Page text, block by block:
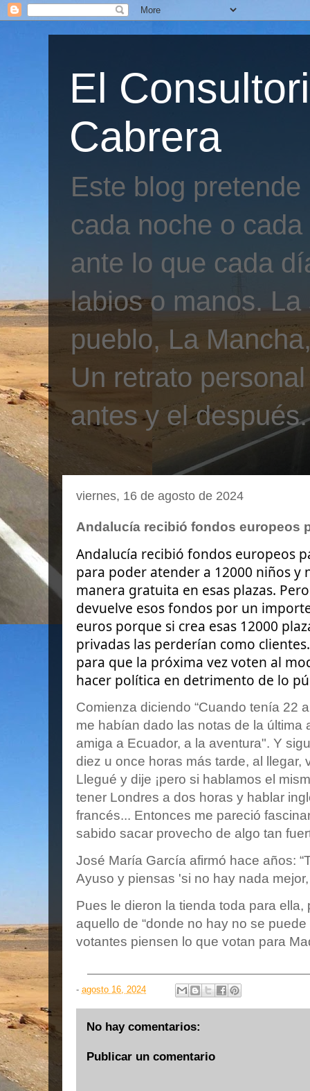
El
Cabrera
Este blog
cada noche o
ante lo que cada
labios o manos.
pueblo, La
Un retrato
antes y el después.
viernes, 16 de agosto de 2024
Andalucía recibió fondos europeos
Andalucía recibió fondos europeos
para poder atender a 12000 niños y
manera gratuita en esas plazas.
devuelve esos fondos por un
euros porque si crea esas 12000
privadas las perderían como
para que la próxima vez voten al
hacer política en detrimento de lo
Comienza diciendo “Cuando tenía 22
me habían dado las notas de la última
amiga a Ecuador, a la aventura". Y
diez u once horas más tarde, al llegar,
Llegué y dije ¡pero si hablamos el
tener Londres a dos horas y hablar
francés... Entonces me pareció
sabido sacar provecho de algo tan
José María García afirmó hace años:
Ayuso y piensas 'si no hay nada
Pues le dieron la tienda toda para ella,
aquello de “donde no hay no se
votantes piensen lo que votan para
- agosto 16, 2024
No hay comentarios:
Publicar un comentario